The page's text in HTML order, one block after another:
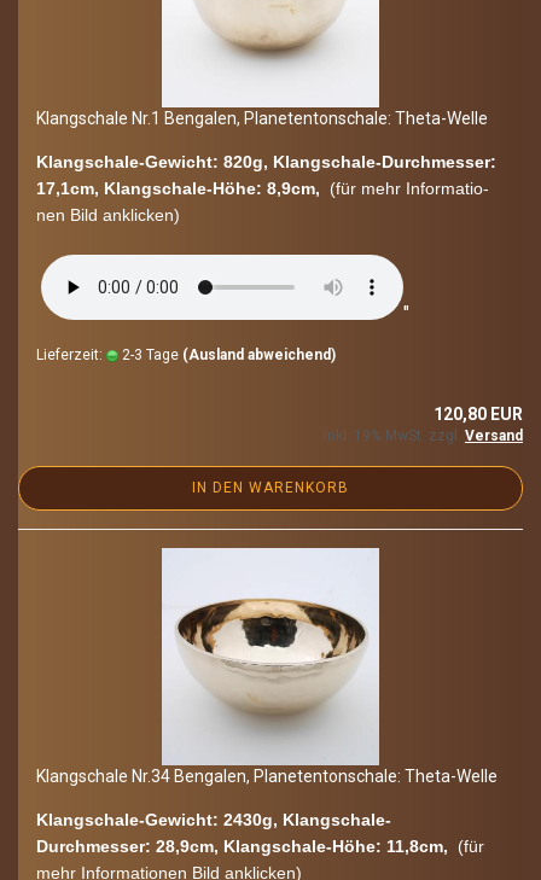
Klang­scha­le Nr.1 Ben­ga­len, Pla­ne­ten­ton­scha­le: Theta-​​Welle
Klangschale-​Gewicht: 820g, Klangschale-​Durchmesser:
17,1cm, Klangschale-​Höhe: 8,9cm, (für mehr In­for­ma­tio­
nen Bild an­kli­cken)
"
Lieferzeit: 2-3 Tage (Ausland abweichend)
120,80 EUR
inkl. 19% MwSt. zzgl. Versand
IN DEN WARENKORB
Klang­scha­le Nr.34 Ben­ga­len, Pla­ne­ten­ton­scha­le: Theta-​​Welle
Klangschale-​Gewicht: 2430g, Klangschale-​
Durchmesser: 28,9cm, Klangschale-​Höhe: 11,8cm, (für
mehr In­for­ma­tio­nen Bild an­kli­cken)